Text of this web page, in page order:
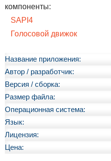
компоненты:
SAPI4
Голосовой движок
Название приложения:
Автор / разработчик:
Версия / сборка:
Размер файла:
Операционная система:
Язык:
Лицензия:
Цена: